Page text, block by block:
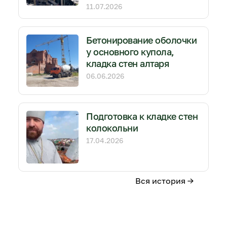
11.07.2026
Бетонирование оболочки
у основного купола,
кладка стен алтаря
06.06.2026
Подготовка к кладке стен
колокольни
17.04.2026
Вся история →